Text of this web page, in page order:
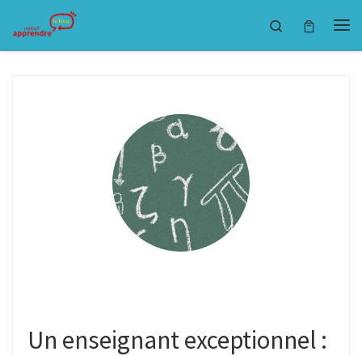
Passer au contenu Search
Un enseignant exceptionnel :